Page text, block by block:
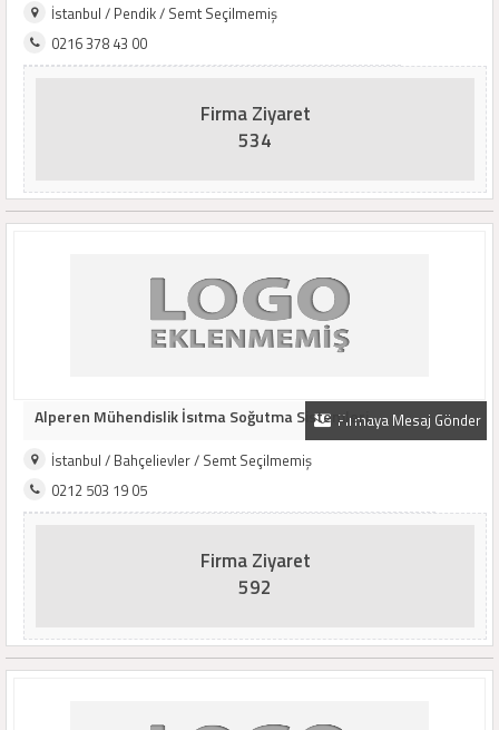
İstanbul / Pendik / Semt Seçilmemiş
0216 378 43 00
Firma Ziyaret
534
Firmaya Mesaj Gönder
Alperen Mühendislik İsıtma Soğutma Sistemleri..
İstanbul / Bahçelievler / Semt Seçilmemiş
0212 503 19 05
Firma Ziyaret
592